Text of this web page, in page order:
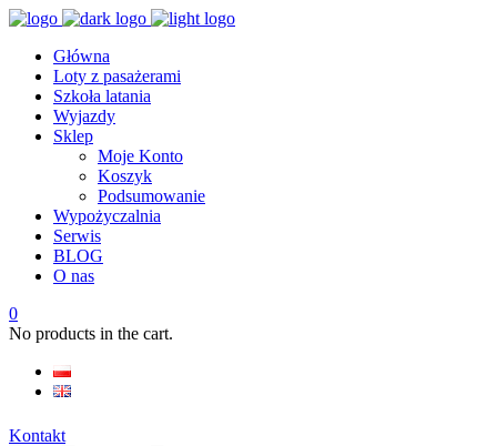
Główna
Loty z pasażerami
Szkoła latania
Wyjazdy
Sklep
Moje Konto
Koszyk
Podsumowanie
Wypożyczalnia
Serwis
BLOG
O nas
0
No products in the cart.
Kontakt